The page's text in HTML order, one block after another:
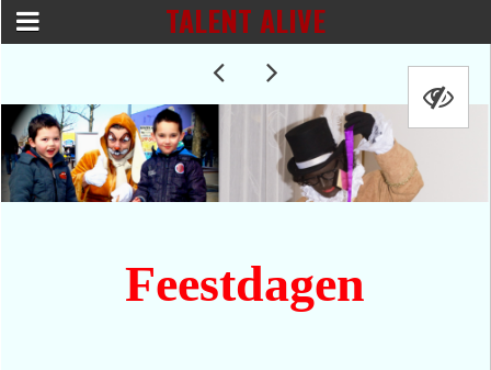
TALENT ALIVE
Feestdagen